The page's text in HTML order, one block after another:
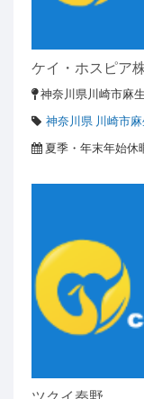
ケイ・ホスピア
神奈川県川崎市麻
神奈川県 川崎市
夏季・年末年始休